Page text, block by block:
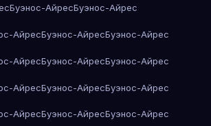
Буэнос-АйресБуэнос-Айрес
АйресБуэнос-АйресБуэнос-Айрес
АйресБуэнос-АйресБуэнос-Айрес
АйресБуэнос-АйресБуэнос-Айрес
АйресБуэнос-АйресБуэнос-Айрес